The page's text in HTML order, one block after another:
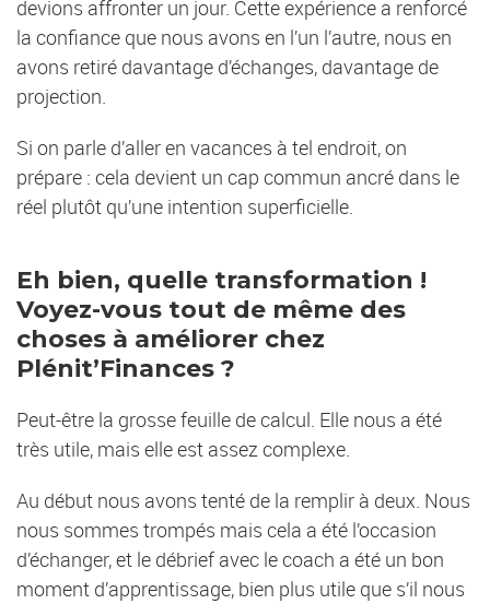
devions affronter un jour. Cette expérience a renforcé
la confiance que nous avons en l’un l’autre, nous en
avons retiré davantage d’échanges, davantage de
projection.
Si on parle d’aller en vacances à tel endroit, on
prépare : cela devient un cap commun ancré dans le
réel plutôt qu’une intention superficielle.
Eh bien, quelle transformation !
Voyez-vous tout de même des
choses à améliorer chez
Plénit’Finances ?
Peut-être la grosse feuille de calcul. Elle nous a été
très utile, mais elle est assez complexe.
Au début nous avons tenté de la remplir à deux. Nous
nous sommes trompés mais cela a été l’occasion
d’échanger, et le débrief avec le coach a été un bon
moment d’apprentissage, bien plus utile que s’il nous